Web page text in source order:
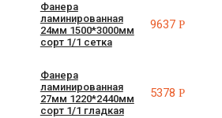
Фанера
ламинированная
24мм 1500*3000мм
сорт 1/1 сетка
9637Р
Фанера
ламинированная
27мм 1220*2440мм
сорт 1/1 гладкая
5378Р